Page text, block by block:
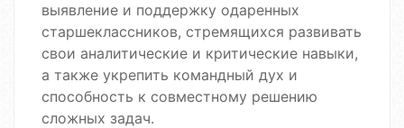
выявление и поддержку одаренных
старшеклассников, стремящихся развивать
свои аналитические и критические навыки,
а также укрепить командный дух и
способность к совместному решению
сложных задач.